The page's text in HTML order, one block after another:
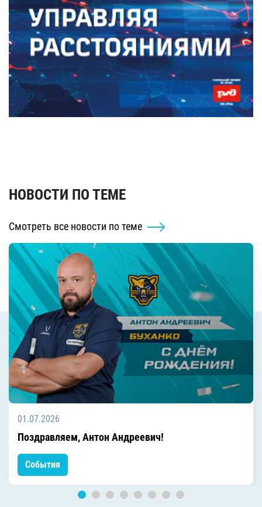
НОВОСТИ ПО ТЕМЕ
Смотреть все новости по теме
01.07.2026
Поздравляем, Антон Андреевич!
События